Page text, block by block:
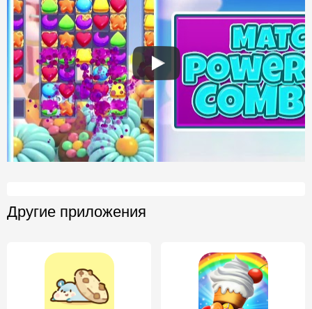
Другие приложения